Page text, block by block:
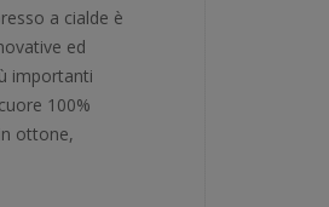
a cialde è
ed
importanti
100%
ottone,